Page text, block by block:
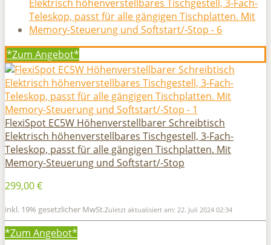
*Zum Angebot*
FlexiSpot EC5W Höhenverstellbarer Schreibtisch
Elektrisch höhenverstellbares Tischgestell, 3-Fach-
Teleskop, passt für alle gängigen Tischplatten. Mit
Memory-Steuerung und Softstart/-Stop
299,00 €
inkl. 19% gesetzlicher MwSt.Zuletzt aktualisiert am: 22. Juli 2024 02:34
*Zum Angebot*